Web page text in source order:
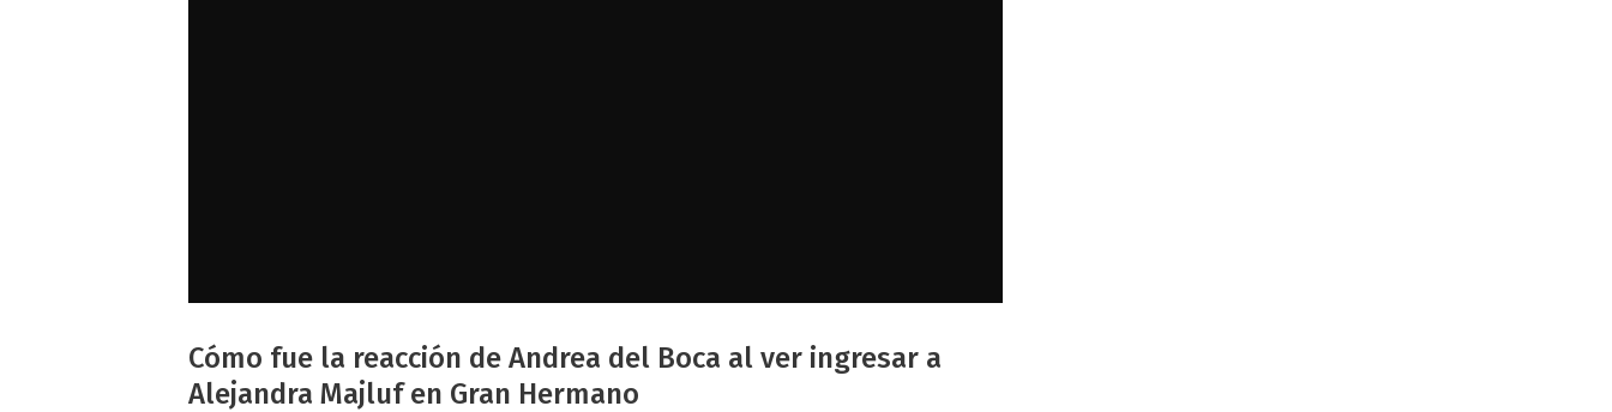
Cómo fue la reacción de Andrea del Boca al ver ingresar a
Alejandra Majluf en Gran Hermano